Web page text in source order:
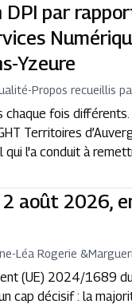
DPI par
Yzeure
-Propos recueillis
chaque fois
Territoires
qui l'a conduit à
2 août 2026,
-Léa Rogerie &
(UE) 2024/1689
cap décisif : la